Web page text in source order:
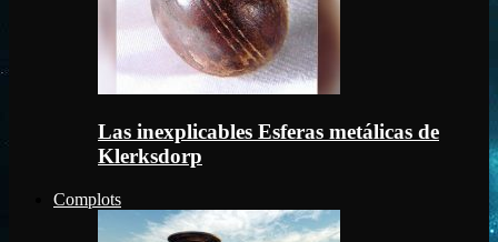
Las inexplicables Esferas metálicas de
Klerksdorp
Complots